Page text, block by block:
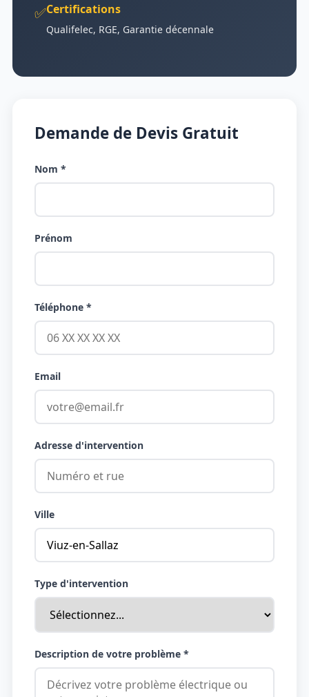
✅Certifications
Qualifelec, RGE, Garantie décennale
Demande de Devis Gratuit
Nom *
Prénom
Téléphone *
Email
Adresse d'intervention
Ville
Type d'intervention
Description de votre problème *